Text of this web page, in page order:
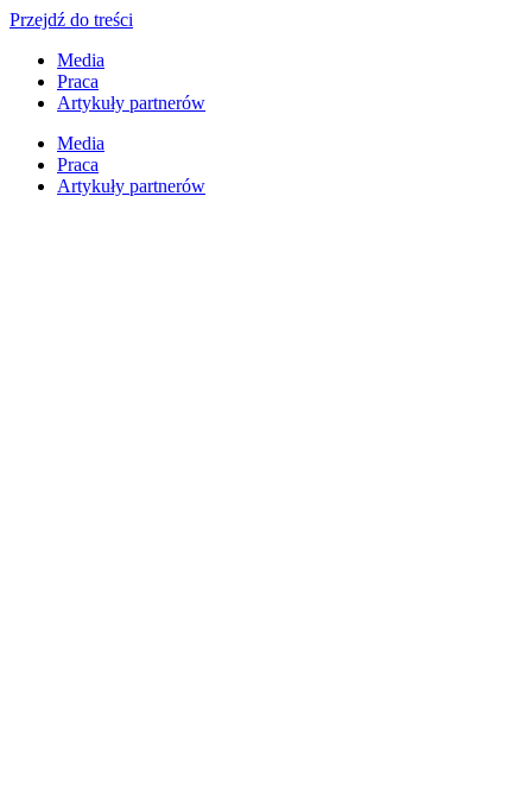
Przejdź do treści
Media
Praca
Artykuły partnerów
Media
Praca
Artykuły partnerów